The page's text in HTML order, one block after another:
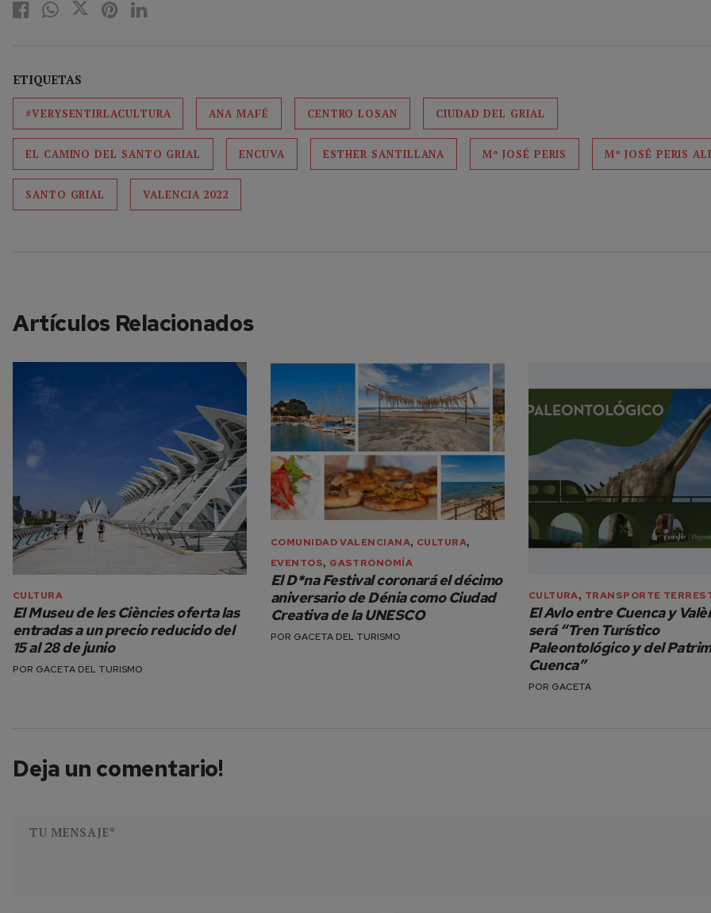
ETIQUETAS
#VERYSENTIRLACULTURA ANA MAFÉ CENTRO LOSAN CIUDAD DEL GRIAL
EL CAMINO DEL SANTO GRIAL ENCUVA ESTHER SANTILLANA Mª JOSÉ PERIS Mª JOSÉ PERIS
SANTO GRIAL VALENCIA 2022
Artículos Relacionados
CULTURA
El Museu de les Ciències oferta las
entradas a un precio reducido del
15 al 28 de junio
POR GACETA DEL TURISMO
COMUNIDAD VALENCIANA, CULTURA,
EVENTOS, GASTRONOMÍA
El D*na Festival coronará el décimo
aniversario de Dénia como Ciudad
Creativa de la UNESCO
POR GACETA DEL TURISMO
CULTURA, TRANSPORTE
El Avlo entre Cuenca y
será “Tren Turístico
Paleontológico y del
Cuenca”
POR GACETA
Deja un comentario!